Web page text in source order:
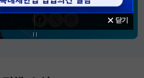
닫기
SNS 채널